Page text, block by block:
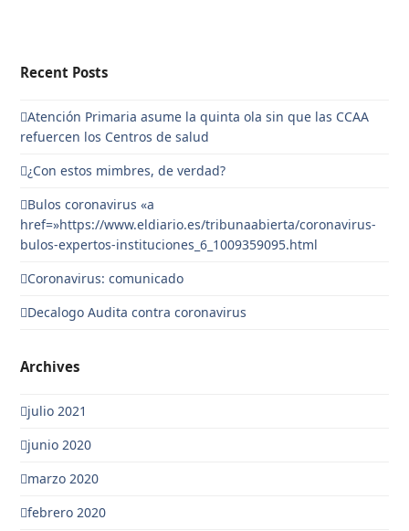
Recent Posts
Atención Primaria asume la quinta ola sin que las CCAA
refuercen los Centros de salud
¿Con estos mimbres, de verdad?
Bulos coronavirus «a
href=»https://www.eldiario.es/tribunaabierta/coronavirus-
bulos-expertos-instituciones_6_1009359095.html
Coronavirus: comunicado
Decalogo Audita contra coronavirus
Archives
julio 2021
junio 2020
marzo 2020
febrero 2020